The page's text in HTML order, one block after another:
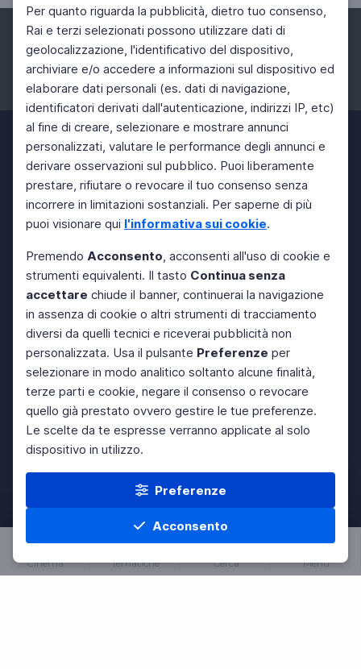
Per quanto riguarda la pubblicità, dietro tuo consenso,
Rai e terzi selezionati possono utilizzare dati di
geolocalizzazione, l'identificativo del dispositivo,
archiviare e/o accedere a informazioni sul dispositivo ed
elaborare dati personali (es. dati di navigazione,
identificatori derivati dall'autenticazione, indirizzi IP, etc)
al fine di creare, selezionare e mostrare annunci
personalizzati, valutare le performance degli annunci e
derivare osservazioni sul pubblico. Puoi liberamente
prestare, rifiutare o revocare il tuo consenso senza
incorrere in limitazioni sostanziali. Per saperne di più
puoi visionare qui l'informativa sui cookie.
Premendo Acconsento, acconsenti all'uso di cookie e
strumenti equivalenti. Il tasto Continua senza
accettare chiude il banner, continuerai la navigazione
in assenza di cookie o altri strumenti di tracciamento
diversi da quelli tecnici e riceverai pubblicità non
personalizzata. Usa il pulsante Preferenze per
selezionare in modo analitico soltanto alcune finalità,
terze parti e cookie, negare il consenso o revocare
quello già prestato ovvero gestire le tue preferenze.
Le scelte da te espresse verranno applicate al solo
dispositivo in utilizzo.
Preferenze
Acconsento
Cinema Tematiche Cerca Menu
Facebook Instagram Twitter